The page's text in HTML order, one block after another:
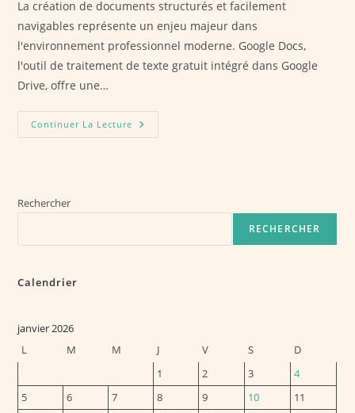
La création de documents structurés et facilement
navigables représente un enjeu majeur dans
l'environnement professionnel moderne. Google Docs,
l'outil de traitement de texte gratuit intégré dans Google
Drive, offre une…
Continuer La Lecture Comment
Créer
Et
À
Rechercher
RECHERCHER
Calendrier
janvier 2026
L
M M J V S
D
1
2 3
4
5
6 7 8 9 10
11